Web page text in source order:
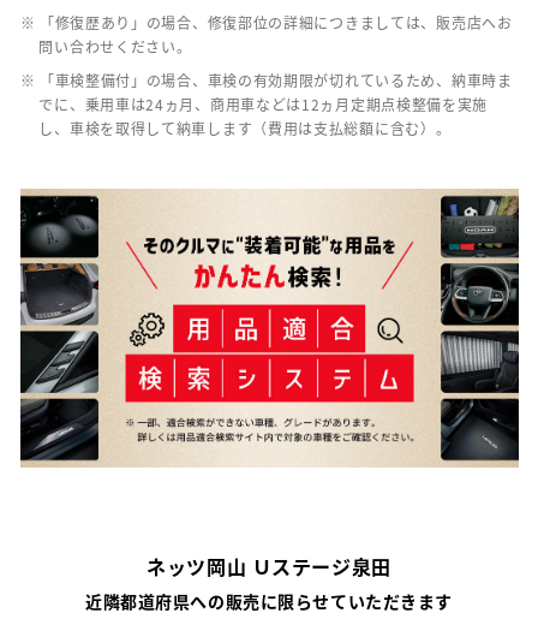
※ 「修復歴あり」の場合、修復部位の詳細につきましては、販売店へお
問い合わせください。
※ 「車検整備付」の場合、車検の有効期限が切れているため、納車時ま
でに、乗用車は24ヵ月、商用車などは12ヵ月定期点検整備を実施
し、車検を取得して納車します（費用は支払総額に含む）。
ネッツ岡山 Ｕステージ泉田
近隣都道府県への販売に限らせていただきます